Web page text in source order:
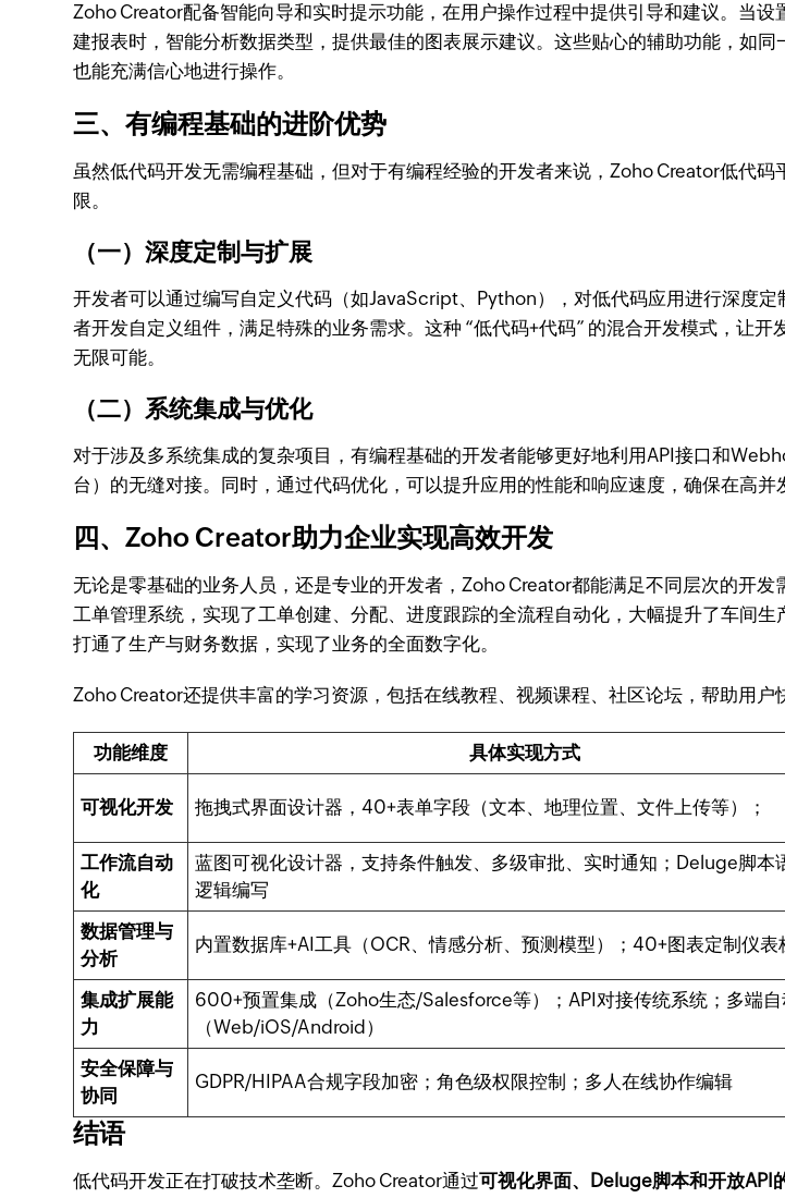
Zoho Creator配备智能向导和实时提示功能，在用户操作过程中提供引导和建议。当
建报表时，智能分析数据类型，提供最佳的图表展示建议。这些贴心的辅助功能，如
也能充满信心地进行操作。
三、有编程基础的进阶优势
虽然低代码开发无需编程基础，但对于有编程经验的开发者来说，Zoho Creator低代
限。
（一）深度定制与扩展
开发者可以通过编写自定义代码（如JavaScript、Python），对低代码应用进行深度
者开发自定义组件，满足特殊的业务需求。这种 “低代码+代码” 的混合开发模式，让
无限可能。
（二）系统集成与优化
对于涉及多系统集成的复杂项目，有编程基础的开发者能够更好地利用API接口和
台）的无缝对接。同时，通过代码优化，可以提升应用的性能和响应速度，确保在高并
四、Zoho Creator助力企业实现高效开发
无论是零基础的业务人员，还是专业的开发者，Zoho Creator都能满足不同层次的开
工单管理系统，实现了工单创建、分配、进度跟踪的全流程自动化，大幅提升了车间
打通了生产与财务数据，实现了业务的全面数字化。
Zoho Creator还提供丰富的学习资源，包括在线教程、视频课程、社区论坛，帮助用户
功能维度 具体实现方式
可视化开发 拖拽式界面设计器，40+表单字段（文本、地理位置、文件上传等）；
工作流自动
化
蓝图可视化设计器，支持条件触发、多级审批、实时通知；Deluge脚本
逻辑编写
数据管理与
分析
内置数据库+AI工具（OCR、情感分析、预测模型）；40+图表定制仪表
集成扩展能
力
600+预置集成（Zoho生态/Salesforce等）；API对接传统系统；多端
（Web/iOS/Android）
安全保障与
协同
GDPR/HIPAA合规字段加密；角色级权限控制；多人在线协作编辑
结语
低代码开发正在打破技术垄断。Zoho Creator通过可视化界面、Deluge脚本和开放API